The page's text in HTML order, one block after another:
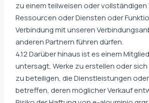
zu einem teilweisen oder vollständigen
Ressourcen oder Diensten oder
Verbindung mit unseren
anderen Partnern führen dürfen.
4.12 Darüber hinaus ist es einem
untersagt, Werke zu erstellen oder sich
zu beteiligen, die Dienstleistungen
betreffen, deren möglicher Verkauf